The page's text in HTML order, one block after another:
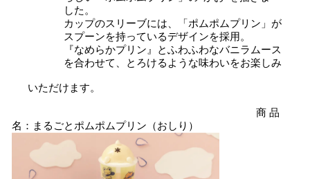
した。
カップのスリーブには、「ポムポムプリン」が
スプーンを持っているデザインを採用。
『なめらかプリン』とふわふわなバニラムース
を合わせて、とろけるような味わいをお楽しみ
いただけます。
商 品
名：まるごとポムポムプリン（おしり）